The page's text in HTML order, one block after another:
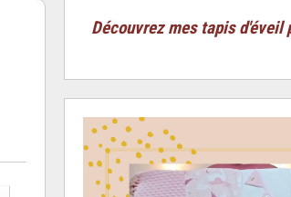
Découvrez mes tapis d'éveil